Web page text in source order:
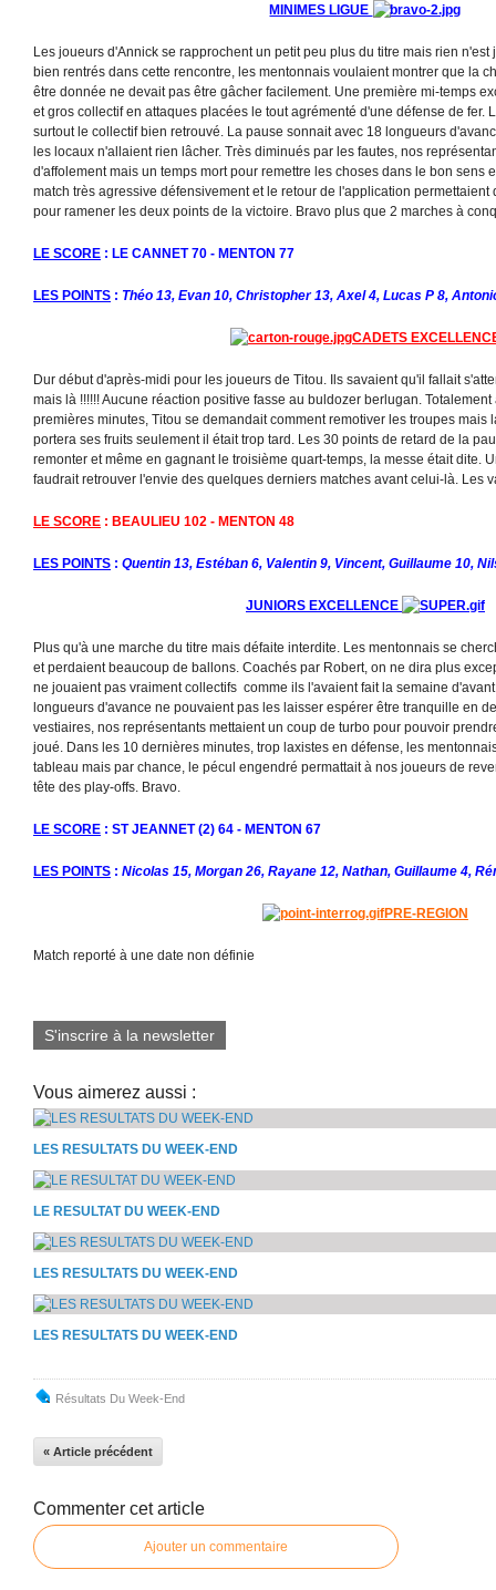
MINIMES LIGUE
Les joueurs d'Annick se rapprochent un petit peu plus du titre mais rien n'est
bien rentrés dans cette rencontre, les mentonnais voulaient montrer que la
être donnée ne devait pas être gâcher facilement. Une première mi-temps
et gros collectif en attaques placées le tout agrémenté d'une défense de fer.
surtout le collectif bien retrouvé. La pause sonnait avec 18 longueurs
les locaux n'allaient rien lâcher. Très diminués par les fautes, nos
d'affolement mais un temps mort pour remettre les choses dans le bon sens
match très agressive défensivement et le retour de l'application
pour ramener les deux points de la victoire. Bravo plus que 2 marches à
LE SCORE : LE CANNET 70 - MENTON 77
LES POINTS : Théo 13, Evan 10, Christopher 13, Axel 4, Lucas P 8,
CADETS
Dur début d'après-midi pour les joueurs de Titou. Ils savaient qu'il fallait
mais là !!!!!! Aucune réaction positive fasse au buldozer berlugan.
premières minutes, Titou se demandait comment remotiver les troupes mais
portera ses fruits seulement il était trop tard. Les 30 points de retard de la
remonter et même en gagnant le troisième quart-temps, la messe était dite.
faudrait retrouver l'envie des quelques derniers matches avant celui-là. Les
LE SCORE : BEAULIEU 102 - MENTON 48
LES POINTS : Quentin 13, Estéban 6, Valentin 9, Vincent, Guillaume 10,
JUNIORS EXCELLENCE
Plus qu'à une marche du titre mais défaite interdite. Les mentonnais se
et perdaient beaucoup de ballons. Coachés par Robert, on ne dira plus
ne jouaient pas vraiment collectifs comme ils l'avaient fait la semaine
longueurs d'avance ne pouvaient pas les laisser espérer être tranquille en
vestiaires, nos représentants mettaient un coup de turbo pour pouvoir
joué. Dans les 10 dernières minutes, trop laxistes en défense, les
tableau mais par chance, le pécul engendré permattait à nos joueurs de
tête des play-offs. Bravo.
LE SCORE : ST JEANNET (2) 64 - MENTON 67
LES POINTS : Nicolas 15, Morgan 26, Rayane 12, Nathan, Guillaume 4,
PRE-REGION
Match reporté à une date non définie
S'inscrire à la newsletter
Vous aimerez aussi :
LES RESULTATS DU WEEK-END
LE RESULTAT DU WEEK-END
LES RESULTATS DU WEEK-END
LES RESULTATS DU WEEK-END
Résultats Du Week-End
« Article précédent
Commenter cet article
Ajouter un commentaire